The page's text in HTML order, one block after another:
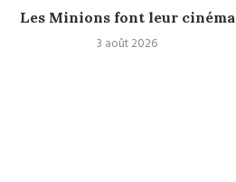
Les Minions font leur cinéma
3 août 2026